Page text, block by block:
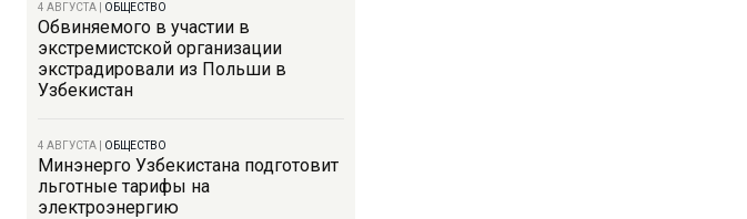
4 АВГУСТА ОБЩЕСТВО
Обвиняемого в участии в
экстремистской организации
экстрадировали из Польши в
Узбекистан
4 АВГУСТА ОБЩЕСТВО
Минэнерго Узбекистана подготовит
льготные тарифы на
электроэнергию